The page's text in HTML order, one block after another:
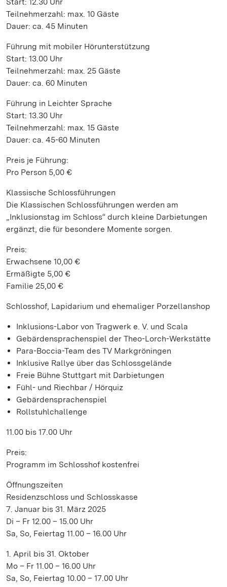
Teilnehmerzahl: max. 10 Gäste
Dauer: ca. 45 Minuten
Führung mit mobiler Hörunterstützung
Start: 13.00 Uhr
Teilnehmerzahl: max. 25 Gäste
Dauer: ca. 60 Minuten
Führung in Leichter Sprache
Start: 13.30 Uhr
Teilnehmerzahl: max. 15 Gäste
Dauer: ca. 45-60 Minuten
Preis je Führung:
Pro Person 5,00 €
Klassische Schlossführungen
Die Klassischen Schlossführungen werden am
„Inklusionstag im Schloss“ durch kleine Darbietungen
ergänzt, die für besondere Momente sorgen.
Preis:
Erwachsene 10,00 €
Ermäßigte 5,00 €
Familie 25,00 €
Schlosshof, Lapidarium und ehemaliger Porzellanshop
Inklusions-Labor von Tragwerk e. V. und Scala
Gebärdensprachenspiel der Theo-Lorch-Werkstätte
Para-Boccia-Team des TV Markgröningen
Inklusive Rallye über das Schlossgelände
Freie Bühne Stuttgart mit Darbietungen
Fühl- und Riechbar / Hörquiz
Gebärdensprachenspiel
Rollstuhlchallenge
11.00 bis 17.00 Uhr
Preis:
Programm im Schlosshof kostenfrei
Öffnungszeiten
Residenzschloss und Schlosskasse
7. Januar bis 31. März 2025
Di – Fr 12.00 – 15.00 Uhr
Sa, So, Feiertag 11.00 – 16.00 Uhr
1. April bis 31. Oktober
Mo – Fr 11.00 – 16.00 Uhr
Sa, So, Feiertag 10.00 – 17.00 Uhr